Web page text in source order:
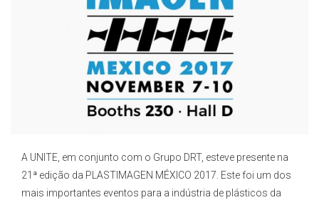
A UNITE, em conjunto com o Grupo DRT, esteve presente na
21ª edição da PLASTIMAGEN MÉXICO 2017. Este foi um dos
mais importantes eventos para a indústria de plásticos da